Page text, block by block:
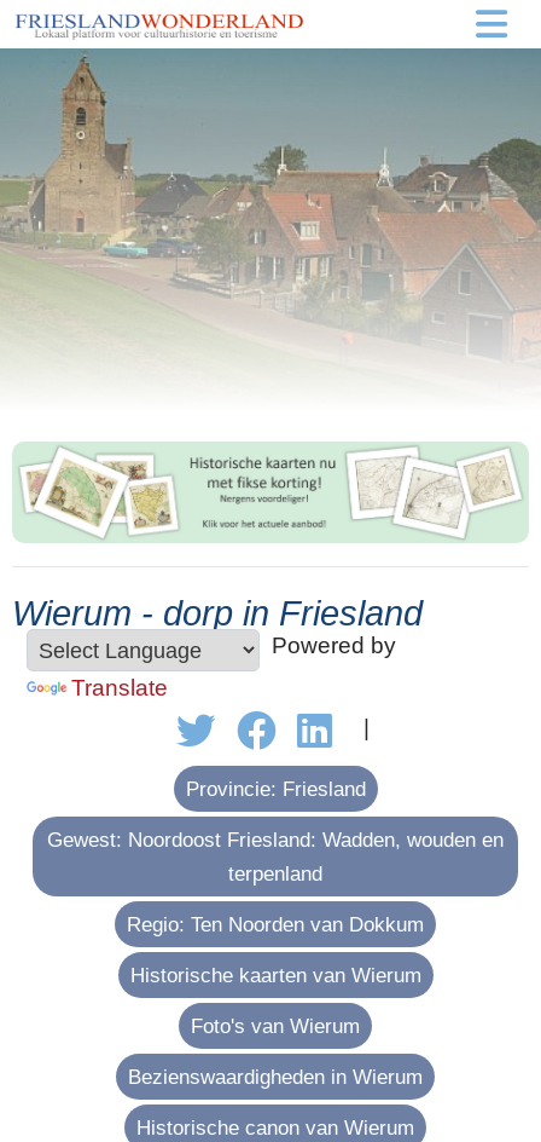
Wierum - dorp in Friesland
Powered by
Translate
Provincie: Friesland
Gewest: Noordoost Friesland: Wadden, wouden en
terpenland
Regio: Ten Noorden van Dokkum
Historische kaarten van Wierum
Foto's van Wierum
Bezienswaardigheden in Wierum
Historische canon van Wierum